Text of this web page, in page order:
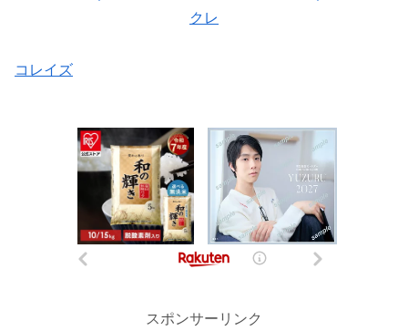
クレ
コレイズ
スポンサーリンク